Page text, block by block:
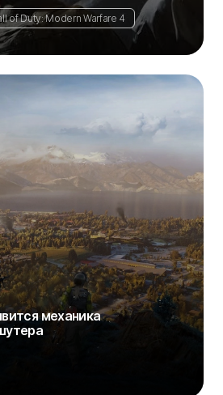
of Duty: Modern Warfare 4
механика